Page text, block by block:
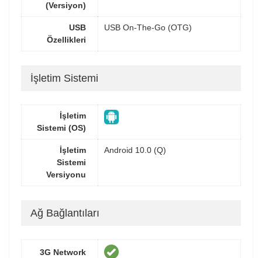
(Versiyon)
USB
Özellikleri
USB On-The-Go (OTG)
İşletim Sistemi
İşletim
Sistemi (OS)
İşletim
Sistemi
Versiyonu
Android 10.0 (Q)
Ağ Bağlantıları
3G Network